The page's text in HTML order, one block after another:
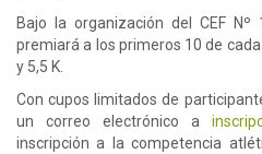
Bajo la organización del CEF
premiará a los primeros 10 de
y 5,5 K.
Con cupos limitados de
un correo electrónico a
inscripción a la competencia